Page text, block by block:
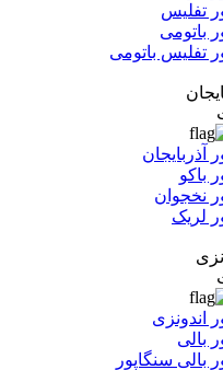
تفلیس
باتومی
تفلیس باتومی
آذربایجان
باکو
نخجوان
لریک
اندونزی
بالی
بالی سنگاپور